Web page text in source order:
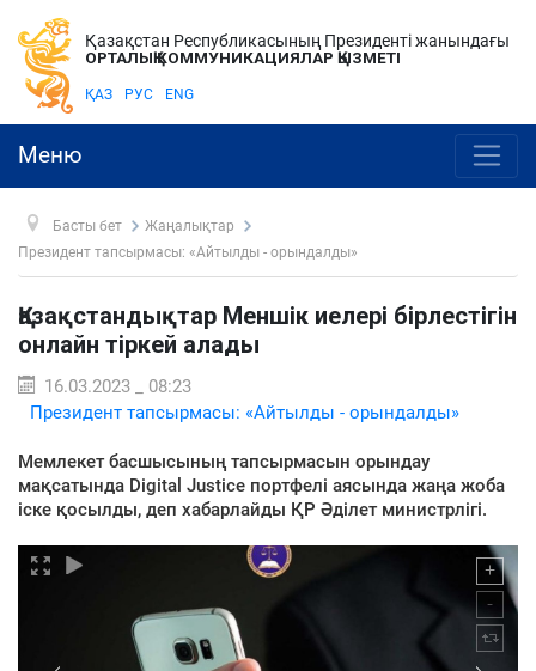
Қазақстан Республикасының Президенті жанындағы
ОРТАЛЫҚ КОММУНИКАЦИЯЛАР ҚЫЗМЕТІ
ҚАЗ РУС ENG
Меню
Басты бет
Жаңалықтар
Президент тапсырмасы: «Айтылды - орындалды»
Қазақстандықтар Меншік иелері бірлестігін
онлайн тіркей алады
16.03.2023 _ 08:23
Президент тапсырмасы: «Айтылды - орындалды»
Мемлекет басшысының тапсырмасын орындау
мақсатында Digital Justice портфелі аясында жаңа жоба
іске қосылды, деп хабарлайды ҚР Әділет министрлігі.